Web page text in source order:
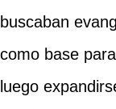
buscaban
como base
luego